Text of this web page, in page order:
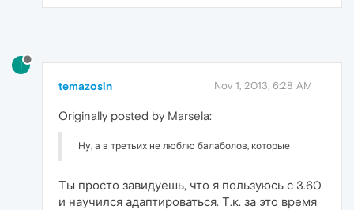
T
temazosin Nov 1, 2013, 6:28 AM
Originally posted by Marsela:
Ну, а в третьих не люблю балаболов, которые
Ты просто завидуешь, что я пользуюсь с 3.60
и научился адаптироваться. Т.к. за это время